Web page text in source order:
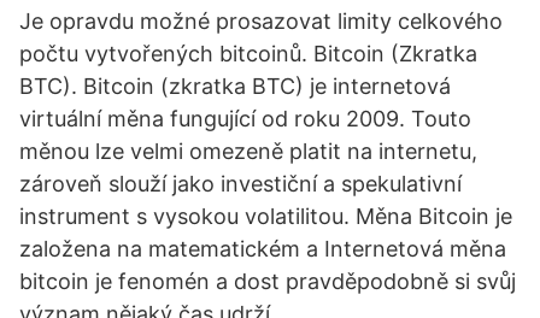
Je opravdu možné prosazovat limity celkového
počtu vytvořených bitcoinů. Bitcoin (Zkratka
BTC). Bitcoin (zkratka BTC) je internetová
virtuální měna fungující od roku 2009. Touto
měnou lze velmi omezeně platit na internetu,
zároveň slouží jako investiční a spekulativní
instrument s vysokou volatilitou. Měna Bitcoin je
založena na matematickém a Internetová měna
bitcoin je fenomén a dost pravděpodobně si svůj